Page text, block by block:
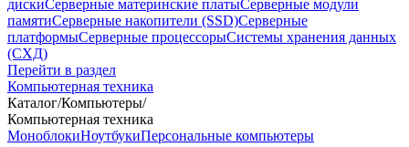
дискиСерверные материнские платыСерверные модули
памятиСерверные накопители (SSD)Серверные
платформыСерверные процессорыСистемы хранения данных
(СХД)
Перейти в раздел
Компьютерная техника
Каталог/Компьютеры/
Компьютерная техника
МоноблокиНоутбукиПерсональные компьютеры